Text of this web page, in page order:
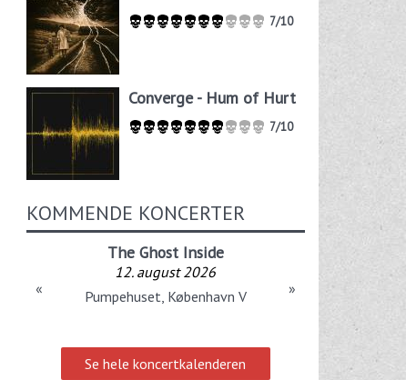
7/10
Converge - Hum of Hurt
7/10
KOMMENDE KONCERTER
The Ghost Inside
12. august 2026
Pumpehuset, København V
« »
Se hele koncertkalenderen